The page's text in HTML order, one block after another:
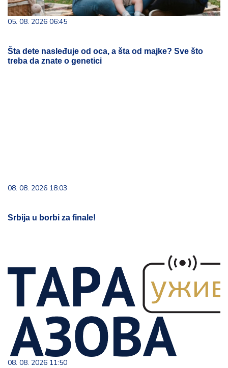
05. 08. 2026 06:45
Šta dete nasleđuje od oca, a šta od majke? Sve što
treba da znate o genetici
08. 08. 2026 18:03
Srbija u borbi za finale!
08. 08. 2026 11:50